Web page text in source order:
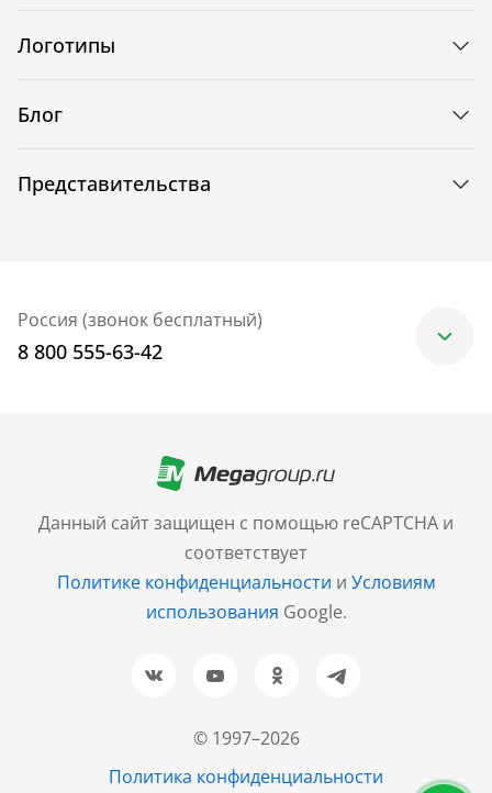
© 1997–2026
Политика конфиденциальности
Данный сайт защищен с помощью reCAPTCHA и
соответствует
Политике конфиденциальности и Условиям
использования Google.
Логотипы
Блог
Представительства
Россия (звонок бесплатный)
8 800 555-63-42
+7 (499) 705-30-10
Санкт-Петербург
+7 (812) 600-77-33
Барнаул
+7 (961) 999-93-93
Новосибирск